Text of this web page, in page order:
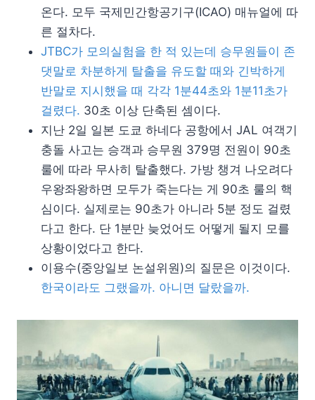
온다. 모두 국제민간항공기구(ICAO) 매뉴얼에 따
른 절차다.
JTBC가 모의실험을 한 적 있는데 승무원들이 존
댓말로 차분하게 탈출을 유도할 때와 긴박하게
반말로 지시했을 때 각각 1분44초와 1분11초가
걸렸다. 30초 이상 단축된 셈이다.
지난 2일 일본 도쿄 하네다 공항에서 JAL 여객기
충돌 사고는 승객과 승무원 379명 전원이 90초
룰에 따라 무사히 탈출했다. 가방 챙겨 나오려다
우왕좌왕하면 모두가 죽는다는 게 90초 룰의 핵
심이다. 실제로는 90초가 아니라 5분 정도 걸렸
다고 한다. 단 1분만 늦었어도 어떻게 될지 모를
상황이었다고 한다.
이용수(중앙일보 논설위원)의 질문은 이것이다.
한국이라도 그랬을까. 아니면 달랐을까.